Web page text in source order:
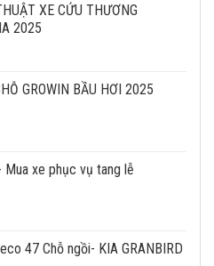
XE CỨU THƯƠNG
2025
GROWIN BẦU HƠI 2025
Mua xe phục vụ tang lễ
47 Chỗ ngồi- KIA GRANBIRD